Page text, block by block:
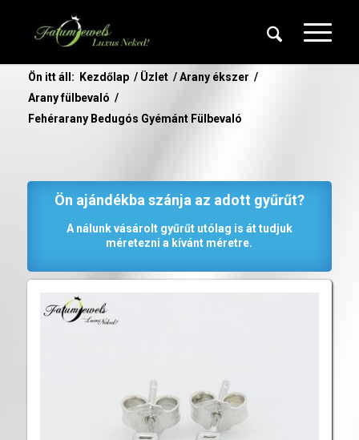
Ön itt áll: Kezdőlap / Üzlet / Arany ékszer /
Arany fülbevaló /
Fehérarany Bedugós Gyémánt Fülbevaló
Ön ajándékba szánja az adott gyűrűt?
A nálunk vásárolt gyűrűt utólag is át tudjuk
méretezni a kívánt méretre.